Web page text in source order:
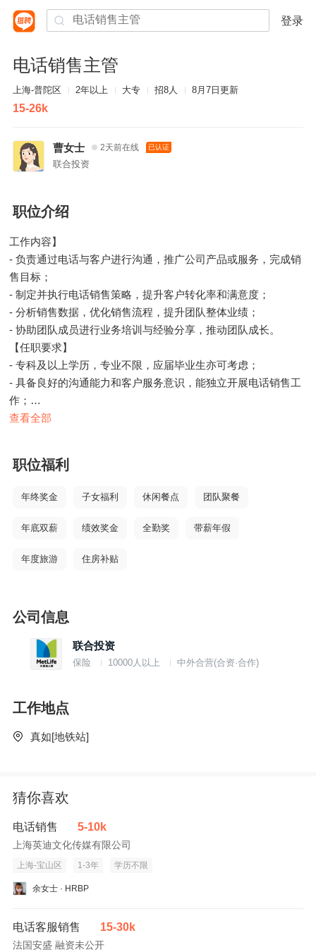
登录
电话销售主管
上海-普陀区 2年以上 大专 招8人 8月7日更新
15-26k
曹女士 2天前在线 已认证
联合投资
职位介绍
工作内容】
- 负责通过电话与客户进行沟通，推广公司产品或服务，完成销
售目标；
- 制定并执行电话销售策略，提升客户转化率和满意度；
- 分析销售数据，优化销售流程，提升团队整体业绩；
- 协助团队成员进行业务培训与经验分享，推动团队成长。
【任职要求】
- 专科及以上学历，专业不限，应届毕业生亦可考虑；
- 具备良好的沟通能力和客户服务意识，能独立开展电话销售工
作；
- 工作认真负责，具有较强的学习能力和抗压能力；
查看全部
职位福利
年终奖金 子女福利 休闲餐点 团队聚餐
年底双薪 绩效奖金 全勤奖 带薪年假
年度旅游 住房补贴
公司信息
联合投资
保险 10000人以上 中外合营(合资·合作)
工作地点
真如[地铁站]
猜你喜欢
电话销售 5-10k
上海英迪文化传媒有限公司
上海-宝山区 1-3年 学历不限
余女士 · HRBP
电话客服销售 15-30k
法国安盛 融资未公开